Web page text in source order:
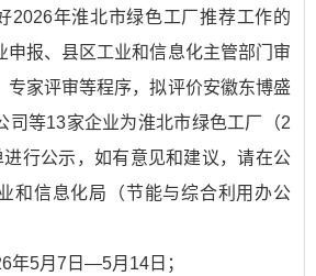
2026年淮北市绿色工厂推荐工作的
申报、县区工业和信息化主管部门审
专家评审等程序，拟评价安徽东博盛
司等13家企业为淮北市绿色工厂（2
行公示，如有意见和建议，请在公
和信息化局（节能与综合利用办公
年5月7日—5月14日；